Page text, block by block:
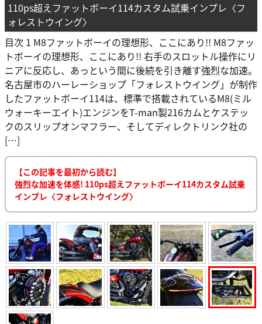
110ps超えファットボーイ114カスタム試乗インプレ〈フ
ォレストウイング〉
目次 1 M8ファットボーイの理想形、ここにあり!! M8ファッ
トボーイの理想形、ここにあり!! 右手のスロットル操作にリ
ニアに反応し、あっという間に後続を引き離す強烈な加速。
名古屋市のハーレーショップ「フォレストウイング」が制作
したファットボーイ114は、標準で搭載されているM8(ミル
ウォーキーエイト)エンジンをT-man製216カムとケステッ
クのスリップオンマフラー、そしてディレクトリンク社の
[…]
【この記事を最初から読む】
強烈な加速を体感! 110ps超えファットボーイ114カスタム試乗
インプレ〈フォレストウイング〉